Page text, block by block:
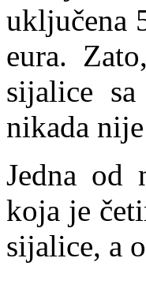
uključena
eura.
sijalice
nikada
Jedna
koja je
sijalice, a